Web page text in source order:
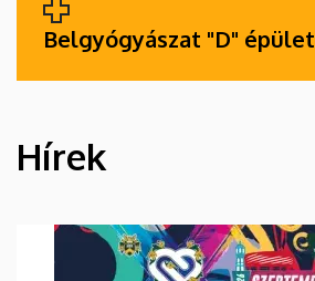
Belgyógyászat "D" épület
HÍREK
Hírek